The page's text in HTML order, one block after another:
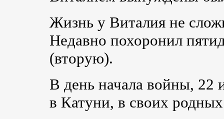
Жизнь у Виталия не
Недавно похоронил
(вторую).
В день начала войны, 22
в Катуни, в своих